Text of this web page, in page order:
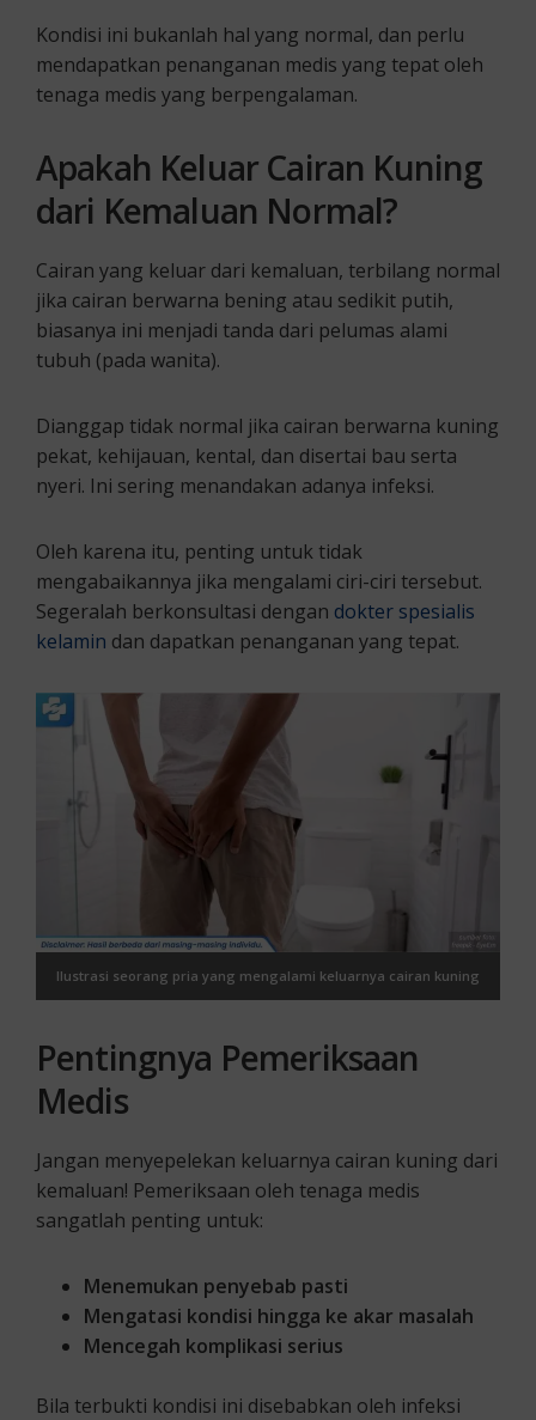
Kondisi ini bukanlah hal yang normal, dan perlu
mendapatkan penanganan medis yang tepat oleh
tenaga medis yang berpengalaman.
Apakah Keluar Cairan Kuning
dari Kemaluan Normal?
Cairan yang keluar dari kemaluan, terbilang normal
jika cairan berwarna bening atau sedikit putih,
biasanya ini menjadi tanda dari pelumas alami
tubuh (pada wanita).
Dianggap tidak normal jika cairan berwarna kuning
pekat, kehijauan, kental, dan disertai bau serta
nyeri. Ini sering menandakan adanya infeksi.
Oleh karena itu, penting untuk tidak
mengabaikannya jika mengalami ciri-ciri tersebut.
Segeralah berkonsultasi dengan dokter spesialis
kelamin dan dapatkan penanganan yang tepat.
Ilustrasi seorang pria yang mengalami keluarnya cairan kuning
Pentingnya Pemeriksaan
Medis
Jangan menyepelekan keluarnya cairan kuning dari
kemaluan! Pemeriksaan oleh tenaga medis
sangatlah penting untuk:
Menemukan penyebab pasti
Mengatasi kondisi hingga ke akar masalah
Mencegah komplikasi serius
Bila terbukti kondisi ini disebabkan oleh infeksi